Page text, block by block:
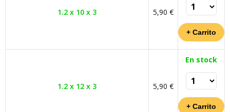
1.2 x 10 x 3 5,90 €
1.2 x 12 x 3 5,90 €
En stock